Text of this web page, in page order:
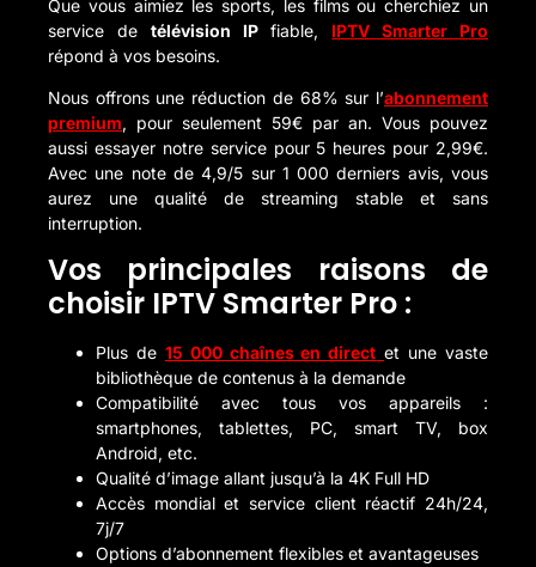
Que vous aimiez les sports, les films ou cherchiez un
service de télévision IPfiable, IPTV Smarter Pro
répond à vos besoins.
Nous offrons une réduction de 68% sur l’abonnement
premium, pour seulement 59€ par an. Vous pouvez
aussi essayer notre service pour 5 heures pour 2,99€.
Avec une note de 4,9/5 sur 1 000 derniers avis, vous
aurez une qualité de streaming stable et sans
interruption.
Vos principales raisons de
choisir IPTV Smarter Pro :
Plus de 15 000 chaînes en direct et une vaste
bibliothèque de contenus à la demande
Compatibilité avec tous vos appareils :
smartphones, tablettes, PC, smart TV, box
Android, etc.
Qualité d’image allant jusqu’à la 4K Full HD
Accès mondial et service client réactif 24h/24,
7j/7
Options d’abonnement flexibles et avantageuses